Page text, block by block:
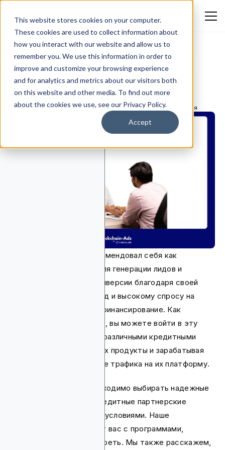
This website stores cookies on your computer.
These cookies are used to collect information about
how you interact with our website and allow us to
remember you. We use this information in order to
improve and customize your browsing experience
and for analytics and metrics about our visitors both
on this website and other media. To find out more
about the cookies we use, see our Privacy Policy.
Accept
10 высокооплачиваемых
кредитных партнерских
программ на 2025 год
Emmanuella Oluwafemi March 26, 2026 Финансы и торговля
Кредитный рынок зарекомендовал себя как
привлекательная ниша для генерации лидов и
высоких показателей конверсии благодаря своей
актуальности круглый год и высокому спросу на
персональное и бизнес-финансирование. Как
партнерский маркетолог, вы можете войти в эту
отрасль, сотрудничая с различными кредитными
компаниями, продвигая их продукты и зарабатывая
комиссию за привлечение трафика на их платформу.
Однако для успеха необходимо выбирать надежные
высокооплачиваемые кредитные партнерские
программы с выгодными условиями. Наше
руководство познакомит вас с программами,
которые стоит рассмотреть. Мы также расскажем,